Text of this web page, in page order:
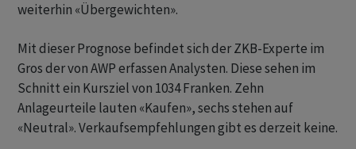
weiterhin «Übergewichten».
Mit dieser Prognose befindet sich der ZKB-Experte im
Gros der von AWP erfassen Analysten. Diese sehen im
Schnitt ein Kursziel von 1034 Franken. Zehn
Anlageurteile lauten «Kaufen», sechs stehen auf
«Neutral». Verkaufsempfehlungen gibt es derzeit keine.